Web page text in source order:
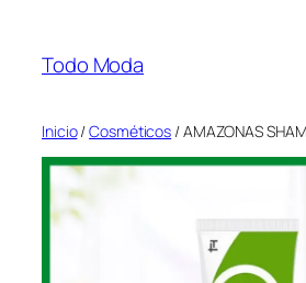
contenido
Todo Moda
Inicio/Cosméticos / AMAZONAS